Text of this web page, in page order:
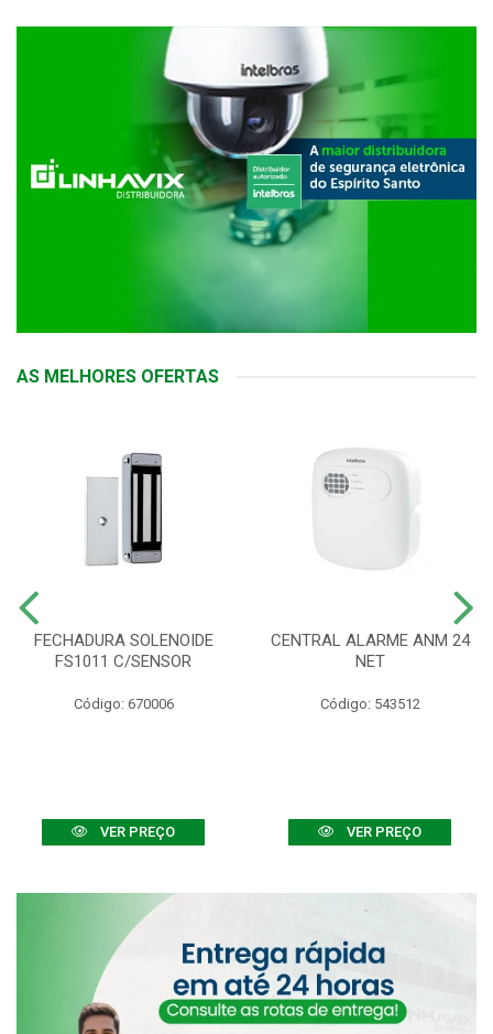
AS MELHORES OFERTAS
FECHADURA SOLENOIDE
FS1011 C/SENSOR
Código: 670006
VER PREÇO
CENTRAL ALARME ANM 24
NET
Código: 543512
VER PREÇO